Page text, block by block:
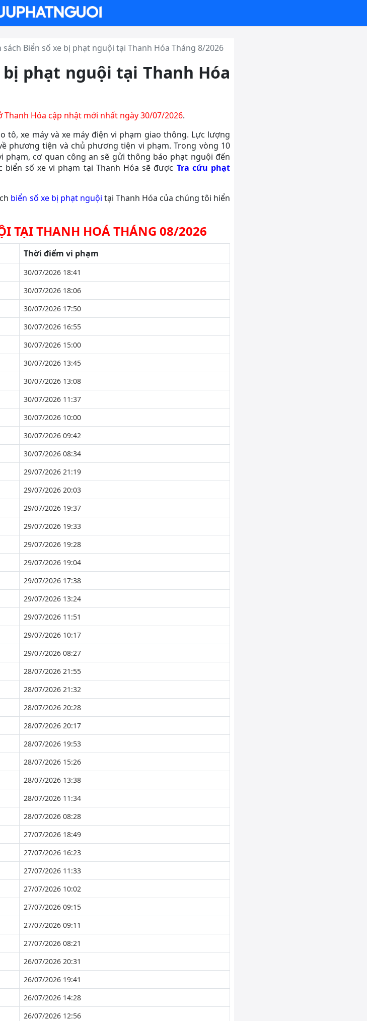
sách Biển số xe bị phạt nguội tại Thanh Hóa Tháng 8/2026
phạt nguội tại Thanh Hóa
Thanh Hóa cập nhật mới nhất ngày 30/07/2026.
tô, xe máy và xe máy điện vi phạm giao thông. Lực lượng
phương tiện và chủ phương tiện vi phạm. Trong vòng 10
phạm, cơ quan công an sẽ gửi thông báo phạt nguội đến
số xe vi phạm tại Thanh Hóa sẽ được Tra cứu phạt
biển số xe bị phạt nguội tại Thanh Hóa của chúng tôi hiển
TẠI THANH HOÁ THÁNG 08/2026
Thời điểm vi phạm
30/07/2026 18:41
30/07/2026 18:06
30/07/2026 17:50
30/07/2026 16:55
30/07/2026 15:00
30/07/2026 13:45
30/07/2026 13:08
30/07/2026 11:37
30/07/2026 10:00
30/07/2026 09:42
30/07/2026 08:34
29/07/2026 21:19
29/07/2026 20:03
29/07/2026 19:37
29/07/2026 19:33
29/07/2026 19:28
29/07/2026 19:04
29/07/2026 17:38
29/07/2026 13:24
29/07/2026 11:51
29/07/2026 10:17
29/07/2026 08:27
28/07/2026 21:55
28/07/2026 21:32
28/07/2026 20:28
28/07/2026 20:17
28/07/2026 19:53
28/07/2026 15:26
28/07/2026 13:38
28/07/2026 11:34
28/07/2026 08:28
27/07/2026 18:49
27/07/2026 16:23
27/07/2026 11:33
27/07/2026 10:02
27/07/2026 09:15
27/07/2026 09:11
27/07/2026 08:21
26/07/2026 20:31
26/07/2026 19:41
26/07/2026 14:28
26/07/2026 12:56